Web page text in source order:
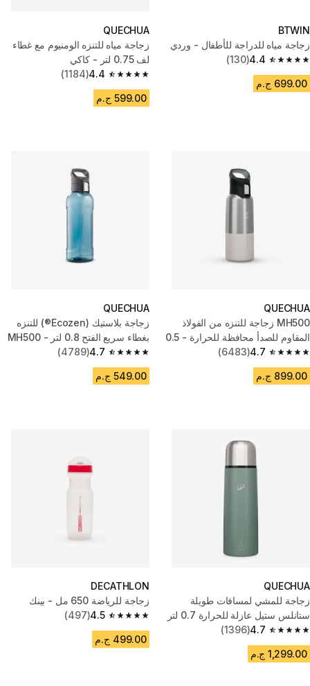
BTWIN
زجاجة مياه للدراجة للأطفال - وردي
4.4
4.4 out of 5 stars from 130 reviews
(130)
699.00 ج.م
QUECHUA
زجاجة مياه للتنزه الومنيوم مع غطاء
لف 0.75 لتر - كاكي
4.4
4.4 out of 5 stars from 1184 reviews
(1184)
599.00 ج.م
QUECHUA
MH500 زجاجة للتنزه من الفولاذ
المقاوم للصدأ محافظة للحرارة - 0.5
لتر - لون أبيض
4.7
4.7 out of 5 stars from 6483 reviews
(6483)
899.00 ج.م
QUECHUA
زجاجة بلاستيك (Ecozen®) للتنزه
بغطاء سريع الفتح 0.8 لتر - MH500
أزرق.
4.7
4.7 out of 5 stars from 4789 reviews
(4789)
549.00 ج.م
QUECHUA
زجاجة للمشي لمسافات طويلة
ستانلس ستيل عازلة للحرارة 0.7 لتر
مع كوب - أخضر
4.7
4.7 out of 5 stars from 1396 reviews
(1396)
1,299.00 ج.م
DECATHLON
زجاجة للرياضة 650 مل - بينك
4.5
4.5 out of 5 stars from 497 reviews
(497)
499.00 ج.م